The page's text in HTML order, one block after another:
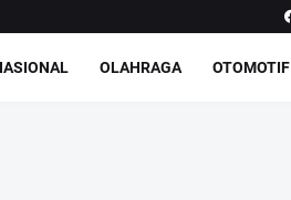
OLAHRAGA OTOMOTIF